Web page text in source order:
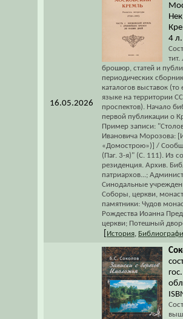
16.05.2026
4
брошюр, статей и
периодических
каталогов выставок
языке на территории
проспектов). Начало
первой публикации о
Пример записи:
Ивановича Морозова:
«Домострою»)] /
(Паг. 3-я)" (С. 111). Из
резиденция. Архив.
патриархов...;
Синодальные
Соборы, церкви,
памятники: Чудов
Рождества Иоанна
церкви; Потешный
История